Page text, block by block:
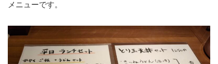
メニューです。